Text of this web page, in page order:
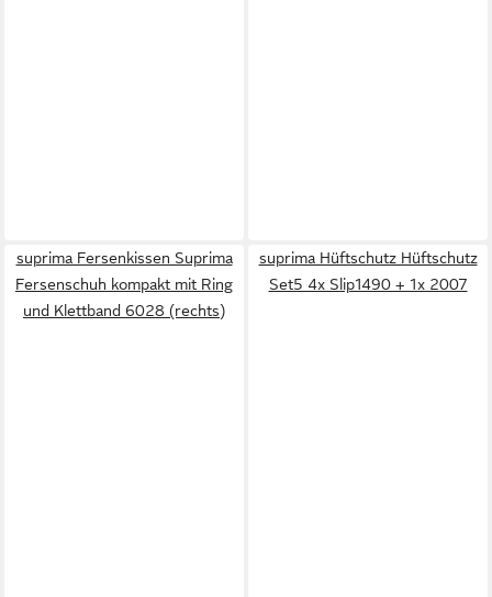
suprima Fersenkissen Suprima
Fersenschuh kompakt mit Ring
und Klettband 6028 (rechts)
suprima Hüftschutz Hüftschutz
Set5 4x Slip1490 + 1x 2007